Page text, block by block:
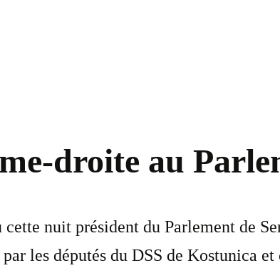
droite au
nuit président du Parlement de
les députés du DSS de Kostunica